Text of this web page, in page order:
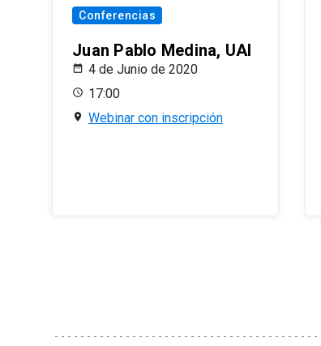
Conferencias
Juan Pablo Medina, UAI
4 de Junio de 2020
17:00
Webinar con inscripción